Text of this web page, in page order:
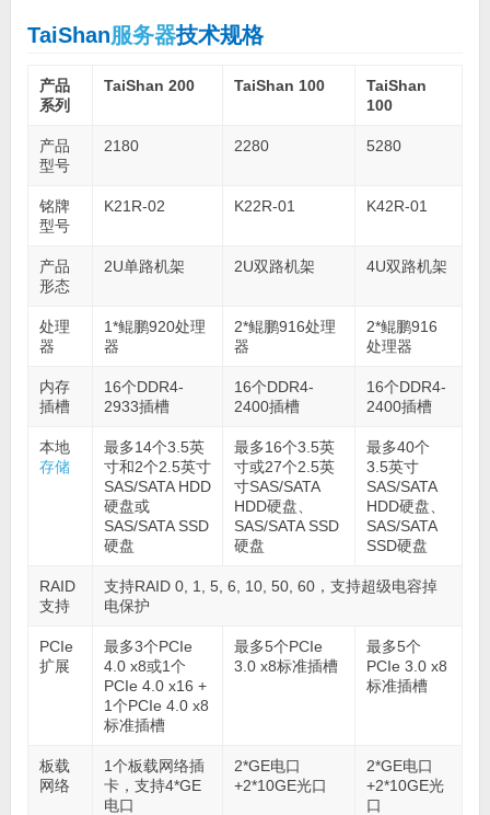
TaiShan服务器技术规格
产品
系列
TaiShan 200 TaiShan 100
TaiShan
100
产品
型号
2180 2280 5280
铭牌
型号
K21R-02 K22R-01 K42R-01
产品
形态
2U单路机架 2U双路机架 4U双路机架
处理
器
1*鲲鹏920处理
器
2*鲲鹏916处理
器
2*鲲鹏916
处理器
内存
插槽
16个DDR4-
2933插槽
16个DDR4-
2400插槽
16个DDR4-
2400插槽
本地
存储
最多14个3.5英
寸和2个2.5英寸
SAS/SATA HDD
硬盘或
SAS/SATA SSD
硬盘
最多16个3.5英
寸或27个2.5英
寸SAS/SATA
HDD硬盘、
SAS/SATA SSD
硬盘
最多40个
3.5英寸
SAS/SATA
HDD硬盘、
SAS/SATA
SSD硬盘
RAID
支持
支持RAID 0, 1, 5, 6, 10, 50, 60，支持超级电容掉
电保护
PCIe
扩展
最多3个PCIe
4.0 x8或1个
PCIe 4.0 x16 +
1个PCIe 4.0 x8
标准插槽
最多5个PCIe
3.0 x8标准插槽
最多5个
PCIe 3.0 x8
标准插槽
板载
网络
1个板载网络插
卡，支持4*GE
电口
2*GE电口
+2*10GE光口
2*GE电口
+2*10GE光
口